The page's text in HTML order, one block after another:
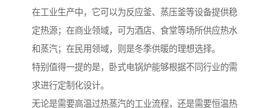
在工业生产中，它可以为反应釜、蒸压釜等设备提供稳
定热源；在商业领域，可为酒店、食堂等场所供应热水
和蒸汽；在民用领域，则是冬季供暖的理想选择。
特别值得一提的是，卧式电锅炉能够根据不同行业的需
求进行定制化设计。
无论是需要高温过热蒸汽的工业流程，还是需要恒温热